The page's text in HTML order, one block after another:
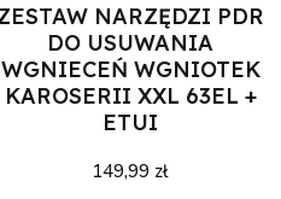
NARZĘDZI PDR
DO USUWANIA
WGNIECEŃ WGNIOTEK
KAROSERII XXL 63EL +
ETUI
149,99 zł